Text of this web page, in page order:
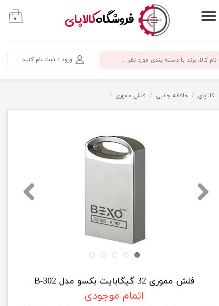
​فروشگاهکالاپای
ورود / ثبت نام کنید
حساب کاربری من
سفارشات
۰
کالاپای حافظه جانبی فلش مموری
فلش مموری 32 گیگابایت بکسو مدل B-302
اتمام موجودی